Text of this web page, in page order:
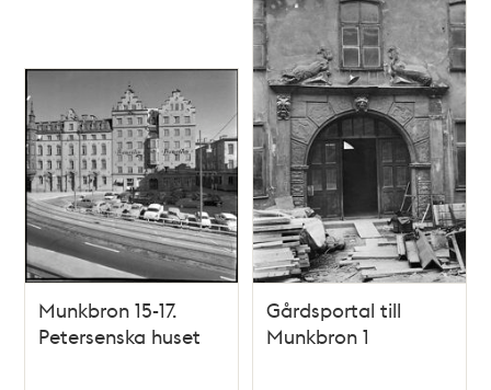
Munkbron 15-17.
Petersenska huset
Gårdsportal till
Munkbron 1